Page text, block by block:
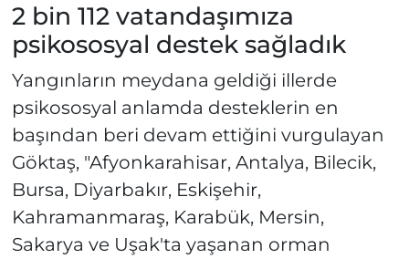
2 bin 112 vatandaşımıza
psikososyal destek sağladık
Yangınların meydana geldiği illerde
psikososyal anlamda desteklerin en
başından beri devam ettiğini vurgulayan
Göktaş, "Afyonkarahisar, Antalya, Bilecik,
Bursa, Diyarbakır, Eskişehir,
Kahramanmaraş, Karabük, Mersin,
Sakarya ve Uşak'ta yaşanan orman